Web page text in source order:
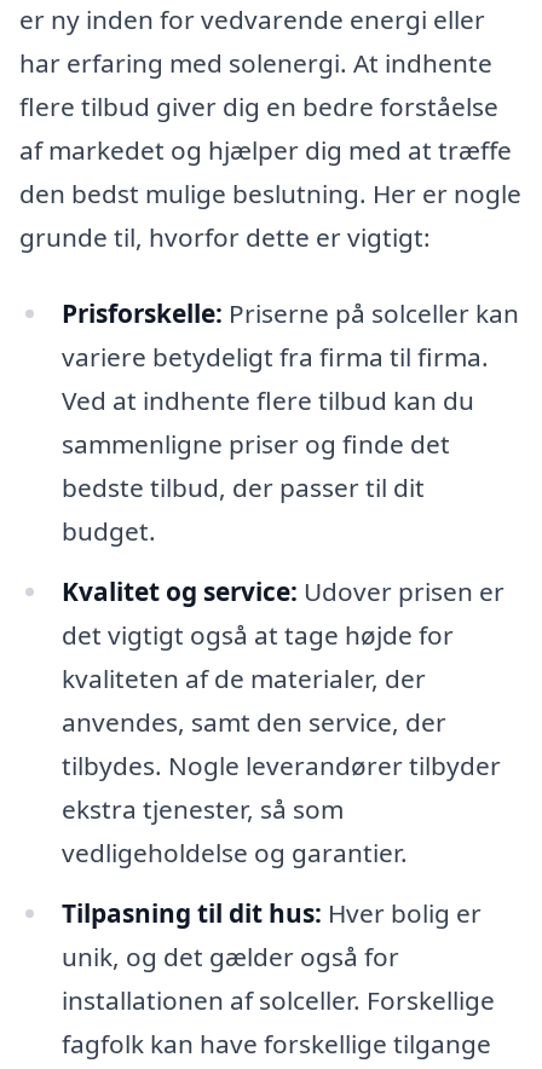
er ny inden for vedvarende energi eller
har erfaring med solenergi. At indhente
flere tilbud giver dig en bedre forståelse
af markedet og hjælper dig med at træffe
den bedst mulige beslutning. Her er nogle
grunde til, hvorfor dette er vigtigt:
Prisforskelle: Priserne på solceller kan
variere betydeligt fra firma til firma.
Ved at indhente flere tilbud kan du
sammenligne priser og finde det
bedste tilbud, der passer til dit
budget.
Kvalitet og service: Udover prisen er
det vigtigt også at tage højde for
kvaliteten af de materialer, der
anvendes, samt den service, der
tilbydes. Nogle leverandører tilbyder
ekstra tjenester, så som
vedligeholdelse og garantier.
Tilpasning til dit hus: Hver bolig er
unik, og det gælder også for
installationen af solceller. Forskellige
fagfolk kan have forskellige tilgange